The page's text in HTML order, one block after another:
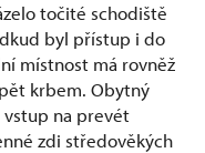
točité schodiště
byl přístup i do
místnost má rovněž
krbem. Obytný
na prevét
zdi středověkých